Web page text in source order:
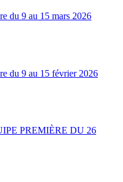
du 9 au 15 mars 2026
du 9 au 15 février 2026
PREMIÈRE DU 26